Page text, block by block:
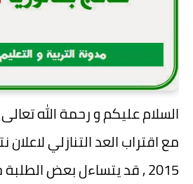
السلام عليكم و رحمة الله
مع اقتراب العد التنازلي لاعلان
2015 , قد يتساءل بعض